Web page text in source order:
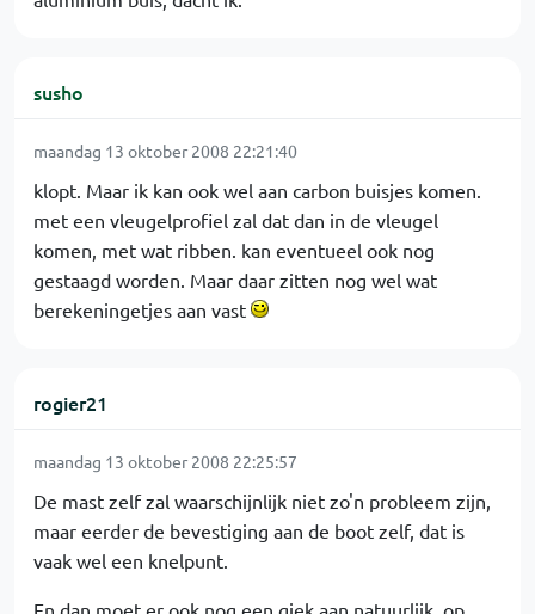
susho
maandag 13 oktober 2008 22:21:40
klopt. Maar ik kan ook wel aan carbon buisjes komen.
met een vleugelprofiel zal dat dan in de vleugel
komen, met wat ribben. kan eventueel ook nog
gestaagd worden. Maar daar zitten nog wel wat
berekeningetjes aan vast
rogier21
maandag 13 oktober 2008 22:25:57
De mast zelf zal waarschijnlijk niet zo'n probleem zijn,
maar eerder de bevestiging aan de boot zelf, dat is
vaak wel een knelpunt.
En dan moet er ook nog een giek aan natuurlijk, op